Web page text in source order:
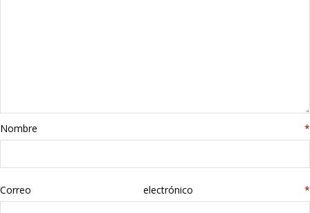
libros
Nombre *
Correo electrónico *